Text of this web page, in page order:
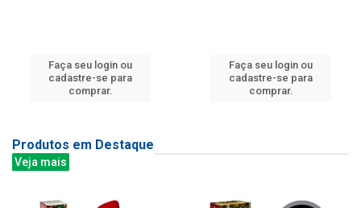
Faça seu login ou
cadastre-se para
comprar.
Faça seu login ou
cadastre-se para
comprar.
Produtos em Destaque
Veja mais